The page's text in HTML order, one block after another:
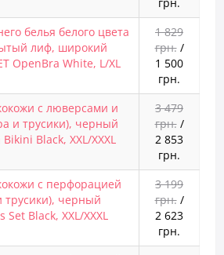
белья белого цвета
лиф, широкий
OpenBra White, L/XL
1 829
грн./
1 500
грн.
с люверсами и
и трусики), черный
Black, XXL/XXXL
3 479
грн./
2 853
грн.
с перфорацией
трусики), черный
Set Black, XXL/XXXL
3 199
грн./
2 623
грн.